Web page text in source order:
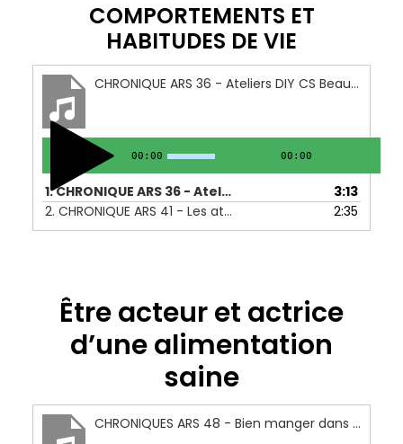
COMPORTEMENTS ET
HABITUDES DE VIE
CHRONIQUE ARS 36 - Ateliers DIY CS Beaubreuil - 06 au 10 juin 2022
00:00 00:00
1.CHRONIQUE ARS 36 - Ateliers DIY CS Beaubreuil - 06 au 10 juin 2022
3:13
2. CHRONIQUE ARS 41 - Les ateliers sport et nutrition du GEM IPL - 18 au 22 juillet 2022 2:35
Être acteur et actrice
d’une alimentation
saine
CHRONIQUES ARS 48 - Bien manger dans les cantines scolaires - 05 au 09 septembre 2022